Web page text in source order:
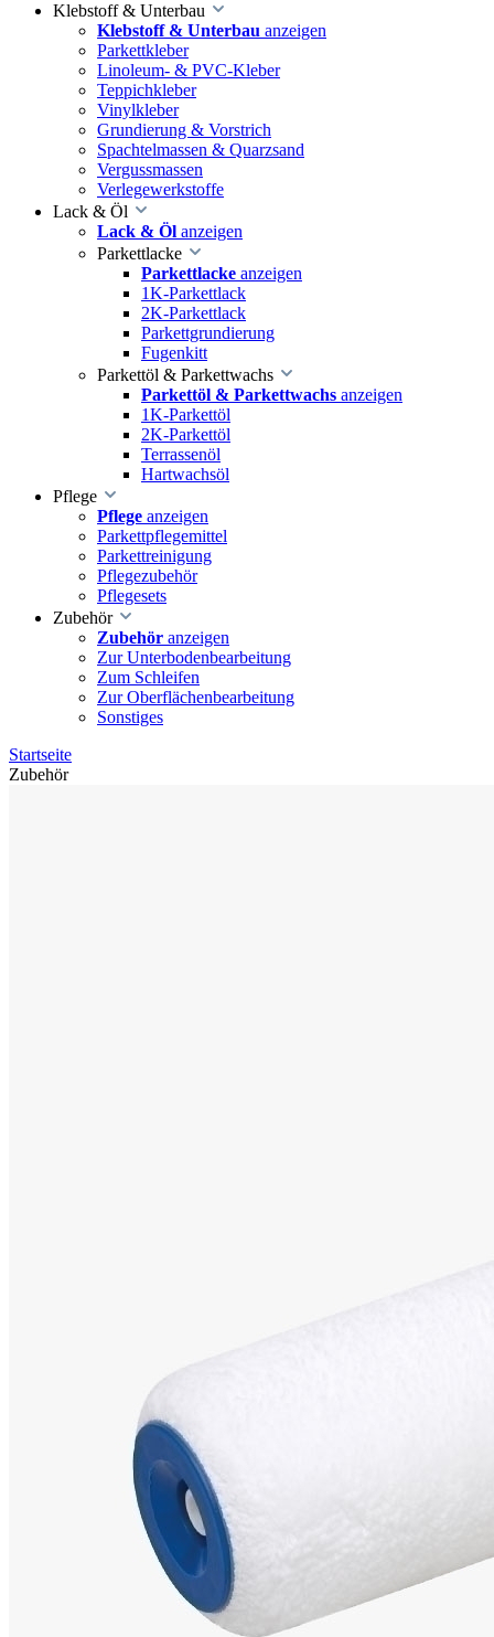
Klebstoff & Unterbau
Klebstoff & Unterbau anzeigen
Parkettkleber
Linoleum- & PVC-Kleber
Teppichkleber
Vinylkleber
Grundierung & Vorstrich
Spachtelmassen & Quarzsand
Vergussmassen
Verlegewerkstoffe
Lack & Öl
Lack & Öl anzeigen
Parkettlacke
Parkettlacke anzeigen
1K-Parkettlack
2K-Parkettlack
Parkettgrundierung
Fugenkitt
Parkettöl & Parkettwachs
Parkettöl & Parkettwachs anzeigen
1K-Parkettöl
2K-Parkettöl
Terrassenöl
Hartwachsöl
Pflege
Pflege anzeigen
Parkettpflegemittel
Parkettreinigung
Pflegezubehör
Pflegesets
Zubehör
Zubehör anzeigen
Zur Unterbodenbearbeitung
Zum Schleifen
Zur Oberflächenbearbeitung
Sonstiges
Startseite
Zubehör